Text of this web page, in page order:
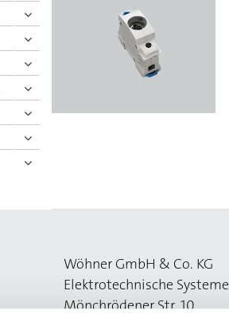
Wöhner GmbH & Co. KG
Elektrotechnische Systeme
Mönchrödener Str. 10